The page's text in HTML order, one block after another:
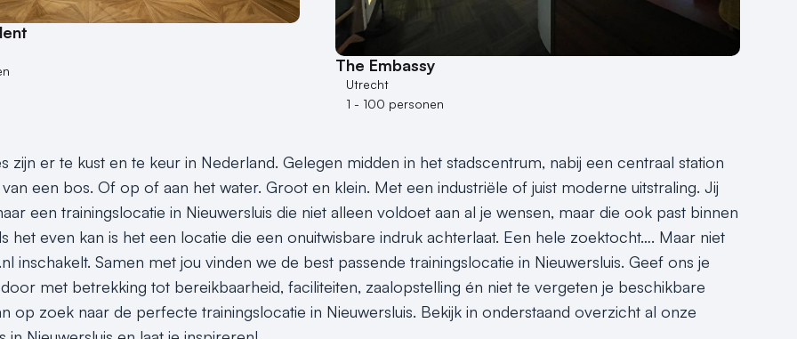
The Embassy
Utrecht
1 - 100 personen
zijn er te kust en te keur in Nederland. Gelegen midden in het stadscentrum, nabij een centraal station
een bos. Of op of aan het water. Groot en klein. Met een industriële of juist moderne uitstraling. Jij
een trainingslocatie in Nieuwersluis die niet alleen voldoet aan al je wensen, maar die ook past binnen
het even kan is het een locatie die een onuitwisbare indruk achterlaat. Een hele zoektocht…. Maar niet
inschakelt. Samen met jou vinden we de best passende trainingslocatie in Nieuwersluis. Geef ons je
met betrekking tot bereikbaarheid, faciliteiten, zaalopstelling én niet te vergeten je beschikbare
op zoek naar de perfecte trainingslocatie in Nieuwersluis. Bekijk in onderstaand overzicht al onze